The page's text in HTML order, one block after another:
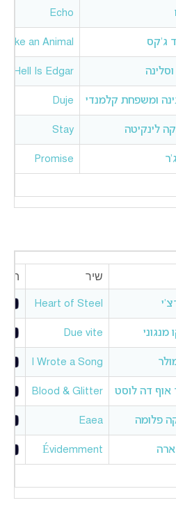
Echo
ג’קס Like an Animal
Hell Is Edgar?
ומשפחת קלמנדי Duje
לינקיטה Stay
Promise
שיר
Heart of Steel
מנגוני Due vite
I Wrote a Song
אוף דה לוסט Blood & Glitter
פלומה Eaea
Évidemment